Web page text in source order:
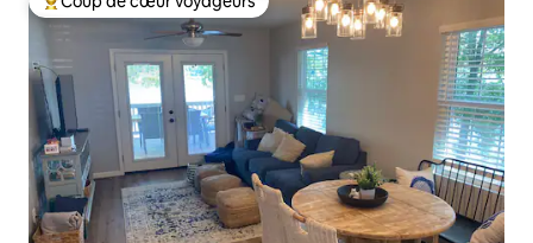
Coups de cœur voyageurs les plus appréciés